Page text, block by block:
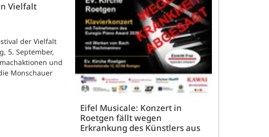
Vielfalt
der Vielfalt
5. September,
und
Monschauer
Eifel Musicale: Konzert in
Roetgen fällt wegen
Erkrankung des Künstlers aus